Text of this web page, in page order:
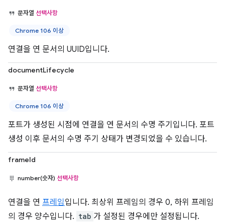
문자열 선택사항
Chrome 106 이상
연결을 연 문서의 UUID입니다.
documentLifecycle
문자열 선택사항
Chrome 106 이상
포트가 생성된 시점에 연결을 연 문서의 수명 주기입니다. 포트
생성 이후 문서의 수명 주기 상태가 변경되었을 수 있습니다.
frameId
number(숫자) 선택사항
연결을 연 프레임입니다. 최상위 프레임의 경우 0, 하위 프레임
의 경우 양수입니다. tab 가 설정된 경우에만 설정됩니다.